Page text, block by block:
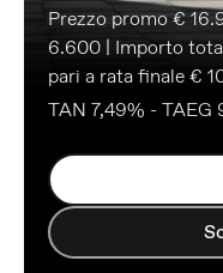
Prezzo promo €
6.600 | Importo
pari a rata finale €
TAN 7,49% - TAEG